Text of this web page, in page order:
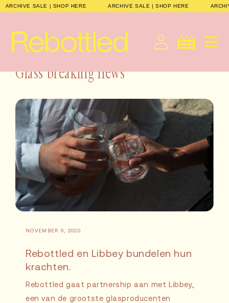
ARCHIVE SALE | SHOP HERE ARCHIVE SALE | SHOP HERE
Skip to
Cart
Glass breaking news
Rebottled en Libbey bundelen hun
krachten.
NOVEMBER 9, 2020
Rebottled gaat partnership aan met Libbey,
een van de grootste glasproducenten
English